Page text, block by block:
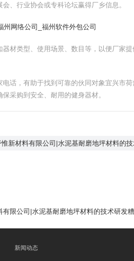
、行业协会或专科论坛赢得厂乡信息。
网络公司_福州软件外包公司
材类型、使用场景、数目等，以便厂家
话，有助于找到可靠的伙同对象宜兴市
采购到安全、耐用的健身器材。
新材料有限公司|水泥基耐磨地坪材料的
限公司|水泥基耐磨地坪材料的技术研发
新闻动态